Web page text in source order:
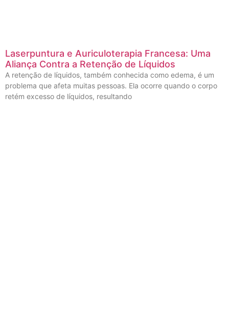
Laserpuntura e Auriculoterapia Francesa: Uma
Aliança Contra a Retenção de Líquidos
A retenção de líquidos, também conhecida como edema, é um
problema que afeta muitas pessoas. Ela ocorre quando o corpo
retém excesso de líquidos, resultando